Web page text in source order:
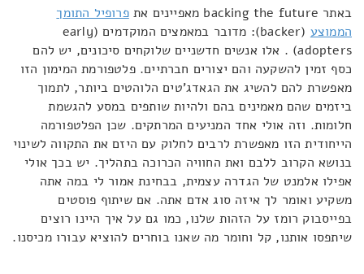
באתר backing the future מאפיינים את
פרופיל התומך
הממוצע
(backer): מדובר במאמצים המוקדמים (early
adopters) . אלו אנשים חדשניים שלוקחים סיכונים, יש להם
כסף זמין להשקעה והם יצורים חברתיים. פלטפורמת המימון הזו
מאפשרת להם להשיג את הגאדג'טים הלוהטים ביותר, לתמוך
ביזמים שהם מאמינים בהם ולהיות שותפים במסע להגשמת
חלומות. וזה אולי אחד המניעים המרתקים. שכן הפלטפורמה
הייחודית הזו מאפשרת לרבים לחלוק עם היזם את התקווה לשינוי
בנושא הקרוב ללבם ואת החוויה הכרוכה בתהליך. יש בכך אולי
אפילו אלמנט של הגדרה עצמית, בבחינת אמור לי במה אתה
משקיע ואומר לך איזה סוג אדם אתה. אם שיתוף פוסטים
בפייסבוק רומז על הזהות שלנו, כמו גם על איך היינו רוצים
שיתפסו אותנו, קל וחומר מה שאנו בוחרים להוציא עבורו מכיסנו.